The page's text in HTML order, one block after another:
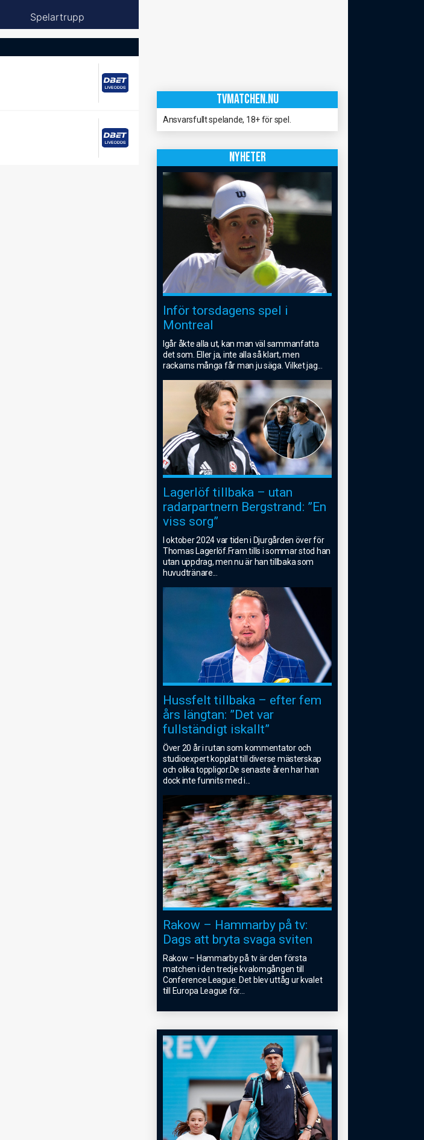
Spelartrupp
TVMATCHEN.NU
Ansvarsfullt spelande, 18+ för spel.
NYHETER
Inför torsdagens spel i
Montreal
Igår åkte alla ut, kan man väl sammanfatta
det som. Eller ja, inte alla så klart, men
rackarns många får man ju säga. Vilket jag
Lagerlöf tillbaka – utan
radarpartnern Bergstrand: ”En
viss sorg”
I oktober 2024 var tiden i Djurgården över för
Thomas Lagerlöf.Fram tills i sommar stod han
utan uppdrag, men nu är han tillbaka som
huvudtränare
Hussfelt tillbaka – efter fem
års längtan: ”Det var
fullständigt iskallt”
Över 20 år i rutan som kommentator och
studioexpert kopplat till diverse mästerskap
och olika toppligor.De senaste åren har han
dock inte funnits med i
Rakow – Hammarby på tv:
Dags att bryta svaga sviten
Rakow – Hammarby på tv är den första
matchen i den tredje kvalomgången till
Conference League. Det blev uttåg ur kvalet
till Europa League för...